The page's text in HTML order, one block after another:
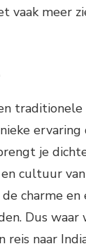
vaak meer
traditionele
je
en cultuur
charme en
Dus waar
reis naar